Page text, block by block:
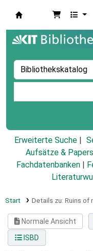
Erweiterte Suche
Aufsätze & Papers
Fachdatenbanken
Start Details zu: Ruins of
Normale Ansicht
ISBD